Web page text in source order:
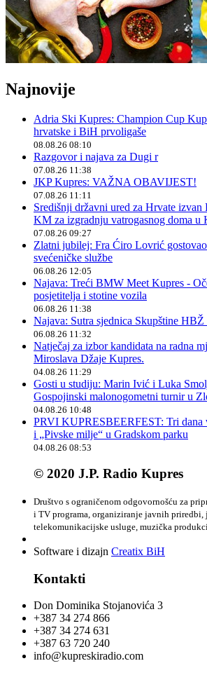
Najnovije
Adria Ski Kupres: Champion Cup
hrvatske i BiH prvoligaše
08.08.26 08:10
Razgovor i najava za Dugi r
07.08.26 11:38
JKP Kupres: VAŽNA OBAVIJEST!
07.08.26 11:11
Središnji državni ured za Hrvate
KM za izgradnju vatrogasnog doma u
07.08.26 09:27
Zlatni jubilej: Fra Ćiro Lovrić
svećeničke službe
06.08.26 12:05
Najava: Treći BMW Meet Kupres -
posjetitelja i stotine vozila
06.08.26 11:38
Najava: Sutra sjednica Skupštine HBŽ
06.08.26 11:32
Natječaj za izbor kandidata na radna
Miroslava Džaje Kupres.
04.08.26 11:29
Gosti u studiju: Marin Ivić i Luka
Gospojinski malonogometni turnir u
04.08.26 10:48
PRVI KUPRESBEERFEST: Tri dana
i „Pivske milje“ u Gradskom parku
04.08.26 08:53
© 2020 J.P. Radio Kupres
Društvo s ograničenom odgovornošću za
i TV programa, organiziranje javnih
telekomunikacijske usluge, muzička
Software i dizajn Creatix BiH
Kontakti
Don Dominika Stojanovića 3
+387 34 274 866
+387 34 274 631
+387 63 720 240
info@kupreskiradio.com